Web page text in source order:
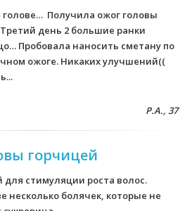
голове… Получила ожог головы
день 2 большие ранки
Пробовала наносить сметану по
ожоге. Никаких улучшений((
Р.А., 37
горчицей
для стимуляции роста волос.
несколько болячек, которые не